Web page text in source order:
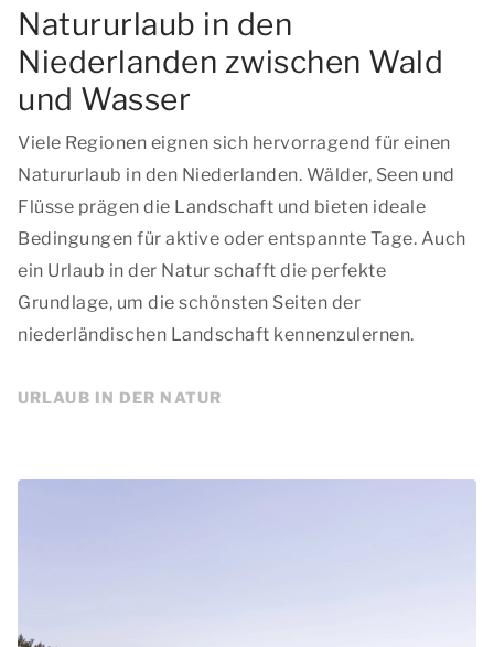
Natururlaub in den
Niederlanden zwischen Wald
und Wasser
Viele Regionen eignen sich hervorragend für einen
Natururlaub in den Niederlanden. Wälder, Seen und
Flüsse prägen die Landschaft und bieten ideale
Bedingungen für aktive oder entspannte Tage. Auch
ein Urlaub in der Natur schafft die perfekte
Grundlage, um die schönsten Seiten der
niederländischen Landschaft kennenzulernen.
URLAUB IN DER NATUR